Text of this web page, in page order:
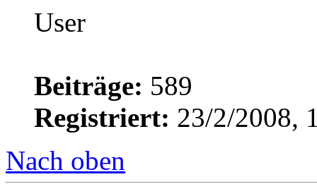
Beiträge: 589
Registriert: 23/2/2008,
Nach oben